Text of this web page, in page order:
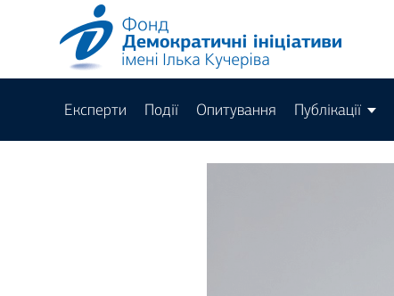
Експерти Події Опитування Публікації